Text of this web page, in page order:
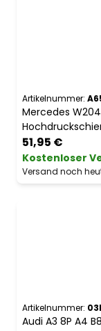
Artikelnummer:
Mercedes
51,95 €
Kostenloser
Versand noch
Artikelnummer:
Audi A3 8P A4